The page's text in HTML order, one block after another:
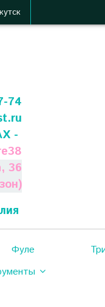
74
-
36
Фуле